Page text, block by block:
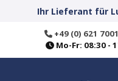
springenIhr Lieferant für
+49 (0) 621
Mo-Fr: 08:30 -